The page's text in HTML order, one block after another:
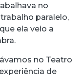
no
paralelo,
ela veio a
no Teatro
de